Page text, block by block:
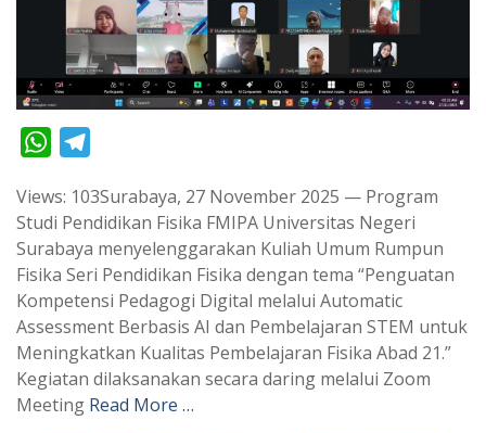
W
a
t
A
p
p
l
e
g
r
a
m
Views: 103Surabaya, 27 November 2025 — Program
Studi Pendidikan Fisika FMIPA Universitas Negeri
Surabaya menyelenggarakan Kuliah Umum Rumpun
Fisika Seri Pendidikan Fisika dengan tema “Penguatan
Kompetensi Pedagogi Digital melalui Automatic
Assessment Berbasis AI dan Pembelajaran STEM untuk
Meningkatkan Kualitas Pembelajaran Fisika Abad 21.”
Kegiatan dilaksanakan secara daring melalui Zoom
Meeting Read More …